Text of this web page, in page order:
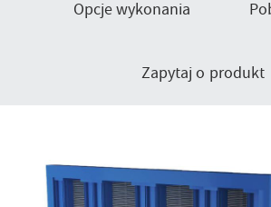
Opcje wykonania
Zapytaj o produkt